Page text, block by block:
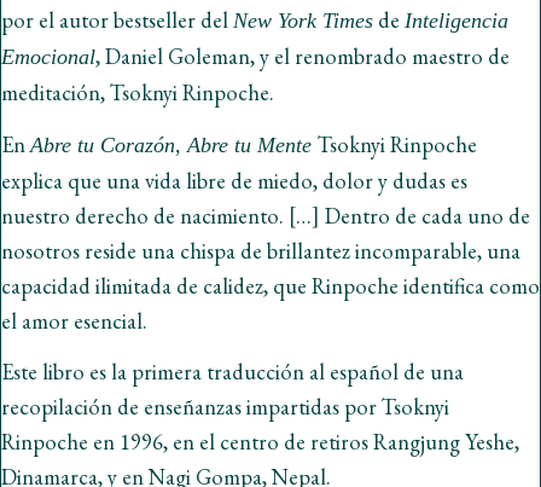
por el autor bestseller del New York Times de Inteligencia
Emocional, Daniel Goleman, y el renombrado maestro de
meditación, Tsoknyi Rinpoche.
EnAbre tu Corazón, Abre tu Mente Tsoknyi Rinpoche
explica que una vida libre de miedo, dolor y dudas es
nuestro derecho de nacimiento. […] Dentro de cada uno de
nosotros reside una chispa de brillantez incomparable, una
capacidad ilimitada de calidez, que Rinpoche identifica como
el amor esencial.
Este libro es la primera traducción al español de una
recopilación de enseñanzas impartidas por Tsoknyi
Rinpoche en 1996, en el centro de retiros Rangjung Yeshe,
Dinamarca, y en Nagi Gompa, Nepal.